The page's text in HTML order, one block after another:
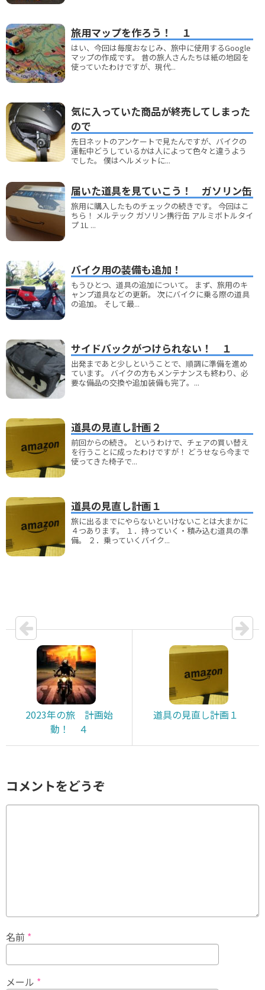
旅用マップを作ろう！ １
はい、今回は毎度おなじみ、旅中に使用するGoogle
マップの作成です。 昔の旅人さんたちは紙の地図を
使っていたわけですが、現代...
気に入っていた商品が終売してしまった
ので
先日ネットのアンケートで見たんですが、バイクの
運転中どうしているかは人によって色々と違うよう
でした。 僕はヘルメットに...
届いた道具を見ていこう！ ガソリン缶
旅用に購入したものチェックの続きです。 今回はこ
ちら！ メルテック ガソリン携行缶 アルミボトルタイ
プ 1L ...
バイク用の装備も追加！
もうひとつ、道具の追加について。 まず、旅用のキ
ャンプ道具などの更新。 次にバイクに乗る際の道具
の追加。 そして最...
サイドバックがつけられない！ １
出発まであと少しということで、順調に準備を進め
ています。 バイクの方もメンテナンスも終わり、必
要な備品の交換や追加装備も完了。...
道具の見直し計画２
前回からの続き。 というわけで、チェアの買い替え
を行うことに成ったわけですが！ どうせなら今まで
使ってきた椅子で...
道具の見直し計画１
旅に出るまでにやらないといけないことは大まかに
４つあります。 １．持っていく・積み込む道具の準
備。 ２．乗っていくバイク...
2023年の旅 計画始
動！ ４
道具の見直し計画１
コメントをどうぞ
名前 *
メール *